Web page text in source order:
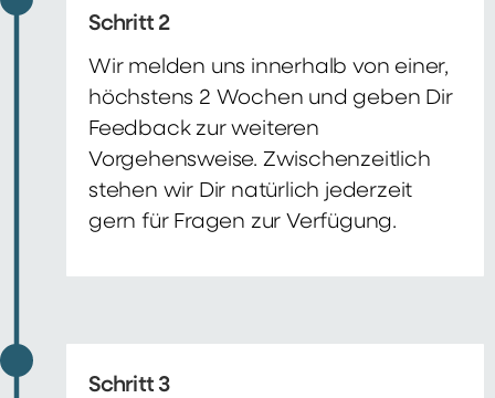
Schritt 2
Wir melden uns innerhalb von einer,
höchstens 2 Wochen und geben Dir
Feedback zur weiteren
Vorgehensweise. Zwischenzeitlich
stehen wir Dir natürlich jederzeit
gern für Fragen zur Verfügung.
Schritt 3